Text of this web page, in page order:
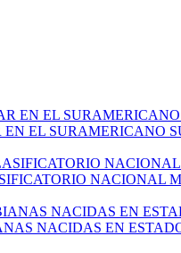
EL SURAMERICANO
NACIONAL
NACIDAS EN